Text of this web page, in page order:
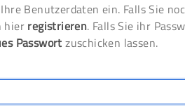
Benutzerdaten ein. Falls Sie
hier registrieren. Falls Sie ihr
Passwort zuschicken lassen.